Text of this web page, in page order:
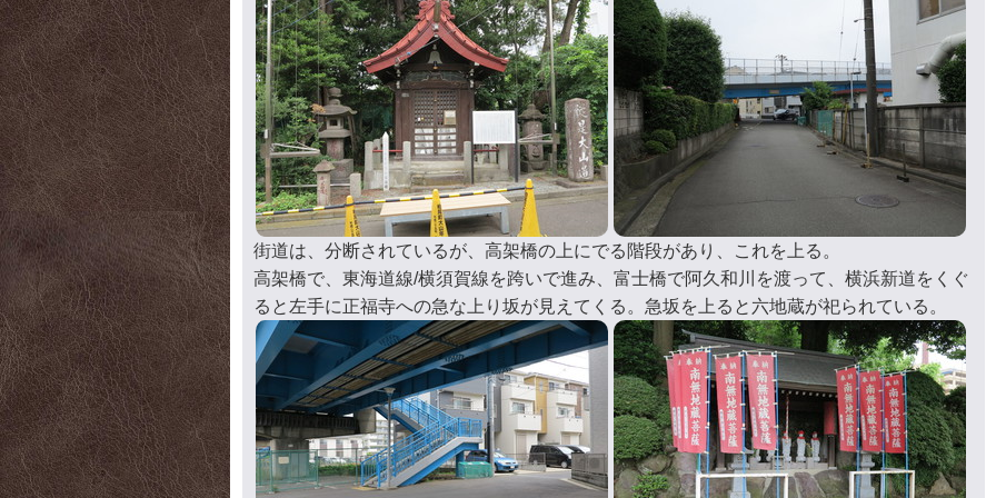
街道は、分断されているが、高架橋の上にでる階段があり、これを上る。
高架橋で、東海道線/横須賀線を跨いで進み、富士橋で阿久和川を渡って、横浜新道をくぐ
ると左手に正福寺への急な上り坂が見えてくる。急坂を上ると六地蔵が祀られている。